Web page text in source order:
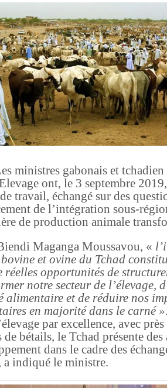
ministres gabonais et
ont, le 3 septembre
de travail, échangé sur des
de l’intégration sous-
de production animale
Maganga Moussavou, «
et ovine du Tchad
réelles opportunités de
notre secteur de l’élevage,
alimentaire et de réduire nos
en majorité dans le carné »
par excellence, avec
de bétails, le Tchad présente des
dans le cadre des
a indiqué le ministre.